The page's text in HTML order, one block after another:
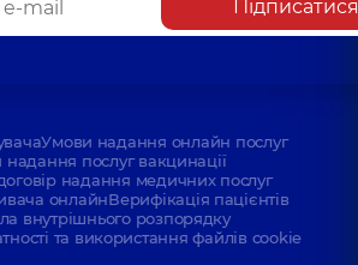
Підписатися
Умови надання онлайн послуг
послуг вакцинації
надання медичних послуг
онлайнВерифікація пацієнтів
внутрішнього розпорядку
та використання файлів cookie